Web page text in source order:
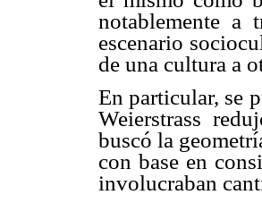
notablemente a
escenario
de una cultura a
En particular, se
Weierstrass
buscó la
con base en
involucraban